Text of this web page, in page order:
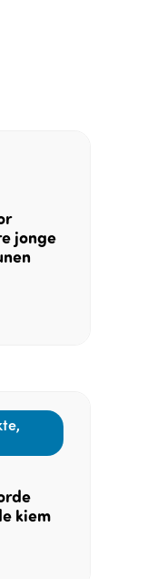
jonge
kiem